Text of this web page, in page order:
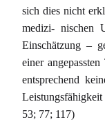
sich dies nicht
medizi- nischen
Einschätzung –
einer
entsprechend
53; 77; 117)